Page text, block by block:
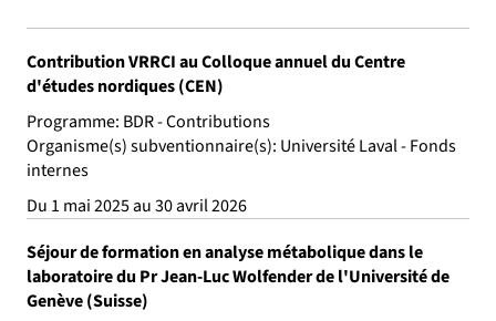
Contribution VRRCI au Colloque annuel du Centre
d'études nordiques (CEN)
Programme: BDR - Contributions
Organisme(s) subventionnaire(s): Université Laval - Fonds
internes
Du 1 mai 2025 au 30 avril 2026
Séjour de formation en analyse métabolique dans le
laboratoire du Pr Jean-Luc Wolfender de l'Université de
Genève (Suisse)